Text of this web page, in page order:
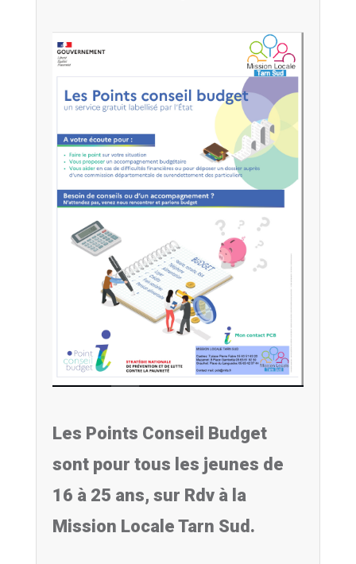
Les Points Conseil Budget
sont pour tous les jeunes de
16 à 25 ans, sur Rdv à la
Mission Locale Tarn Sud.